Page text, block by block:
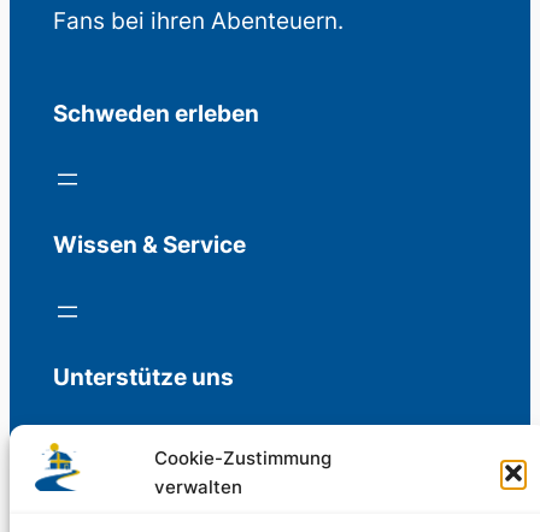
Cookie-Zustimmung
verwalten
Fans bei ihren Abenteuern.
Schweden erleben
Wissen & Service
Unterstütze uns
Freiwillige Spenden für die Aufrechterhaltung